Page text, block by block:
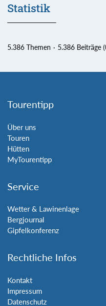
Statistik
5.386 Themen 5.386 Beiträge
Tourentipp
Über uns
Touren
Hütten
MyTourentipp
Service
Wetter & Lawinenlage
Bergjournal
Gipfelkonferenz
Rechtliche Infos
Kontakt
Impressum
Datenschutz